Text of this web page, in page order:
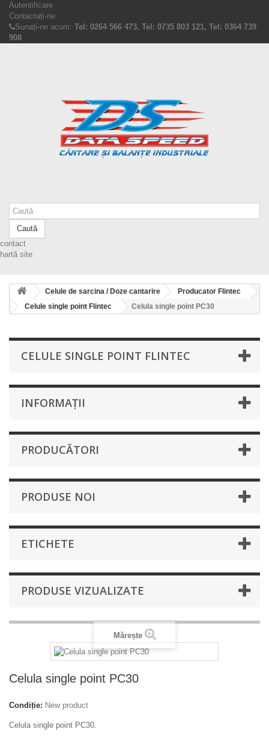
Autentificare
Contactați-ne
Sunați-ne acum: Tel: 0264 566 473, Tel: 0735 803 121, Tel: 0364 739
908
Caută
contact
hartă site
Celule de sarcina / Doze cantarire
Producator Flintec
Celule single point Flintec
Celula single point PC30
CELULE SINGLE POINT FLINTEC
INFORMAŢII
PRODUCĂTORI
PRODUSE NOI
ETICHETE
PRODUSE VIZUALIZATE
Mărește
Celula single point PC30
Condiție: New product
Celula single point PC30.